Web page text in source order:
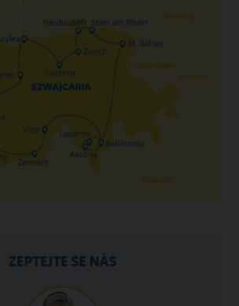
ZEPTEJTE SE NÁS